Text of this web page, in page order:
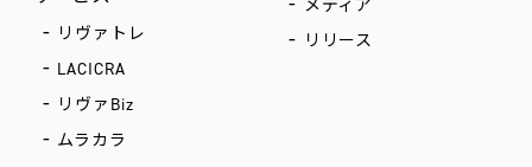
リヴァトレ
LACICRA
リヴァBiz
ムラカラ
メディア
リリース